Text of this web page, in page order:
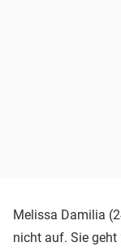
Melissa Damilia
nicht auf. Sie